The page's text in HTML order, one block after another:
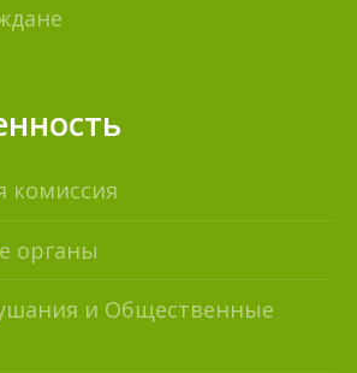
комиссия
органы
и Общественные